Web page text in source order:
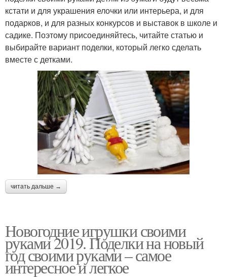
кстати и для украшения елочки или интерьера, и для
подарков, и для разных конкурсов и выставок в школе и
садике. Поэтому присоединяйтесь, читайте статью и
выбирайте вариант поделки, который легко сделать
вместе с детками.
читать дальше →
Новогодние игрушки своими
руками 2019. Поделки на новый
год своими руками – самое
интересное и легкое